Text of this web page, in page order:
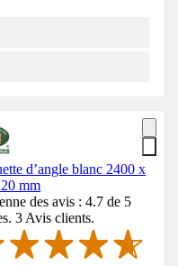
d’angle blanc 2400 x
mm
des avis : 4.7 de 5
3 Avis clients.